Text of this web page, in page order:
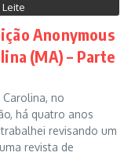
Anonymous
(MA) – Parte
Carolina, no
há quatro anos
revisando um
revista de